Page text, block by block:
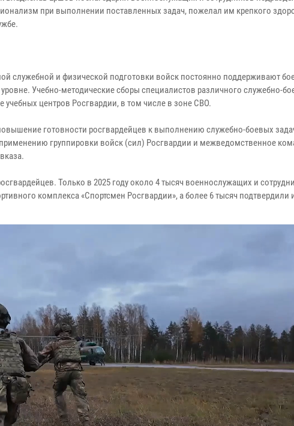
при выполнении поставленных задач, пожелал им крепкого
служебной и физической подготовки войск постоянно поддерживают
Учебно-методические сборы специалистов различного служебно-
учебных центров Росгвардии, в том числе в зоне СВО.
готовности росгвардейцев к выполнению служебно-боевых
применению группировки войск (сил) Росгвардии и межведомственное
Только в 2025 году около 4 тысяч военнослужащих и
комплекса «Спортсмен Росгвардии», а более 6 тысяч подтвердили